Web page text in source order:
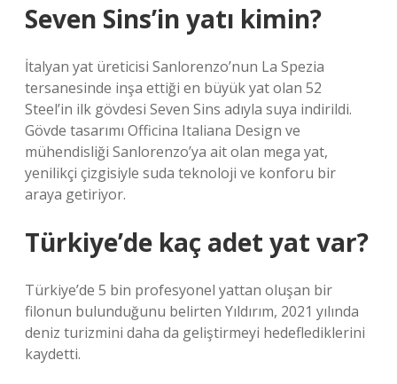
Seven Sins’in yatı kimin?
İtalyan yat üreticisi Sanlorenzo’nun La Spezia
tersanesinde inşa ettiği en büyük yat olan 52
Steel’in ilk gövdesi Seven Sins adıyla suya indirildi.
Gövde tasarımı Officina Italiana Design ve
mühendisliği Sanlorenzo’ya ait olan mega yat,
yenilikçi çizgisiyle suda teknoloji ve konforu bir
araya getiriyor.
Türkiye’de kaç adet yat var?
Türkiye’de 5 bin profesyonel yattan oluşan bir
filonun bulunduğunu belirten Yıldırım, 2021 yılında
deniz turizmini daha da geliştirmeyi hedeflediklerini
kaydetti.